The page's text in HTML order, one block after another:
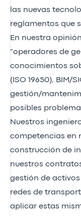
las nuevas
reglamentos que
En nuestra
"operadores de
conocimientos
(ISO 19650), BIM/
gestión/
posibles
Nuestros
competencias en
construcción de
nuestros
gestión de
redes de
aplicar estas